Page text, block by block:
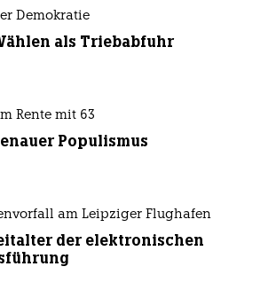
Demokratie
als Triebabfuhr
Rente mit 63
Populismus
am Leipziger Flughafen
der elektronischen